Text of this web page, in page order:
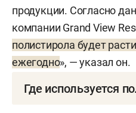
продукции. Согласно
компании Grand View
полистирола будет
ежегодно», — указал он.
Где используется